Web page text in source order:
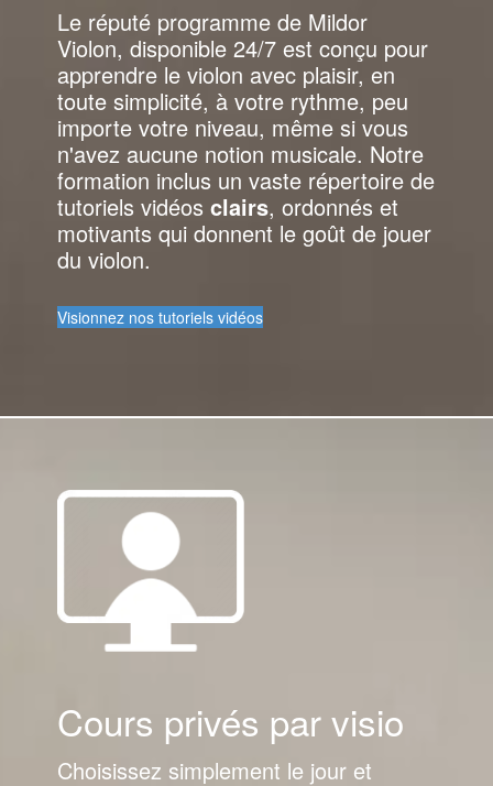
Le réputé programme de Mildor
Violon, disponible 24/7 est conçu pour
apprendre le violon avec plaisir, en
toute simplicité, à votre rythme, peu
importe votre niveau, même si vous
n'avez aucune notion musicale. Notre
formation inclus un vaste répertoire de
tutoriels vidéosclairs, ordonnés et
motivants qui donnent le goût de jouer
du violon.
Visionnez nos tutoriels vidéos
Cours privés par visio
Choisissez simplement le jour et